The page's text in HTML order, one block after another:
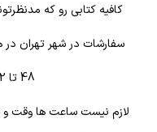
کافیه کتابی رو که
سفارشات در شهر تهران
لازم نیست ساعت ها وقت و